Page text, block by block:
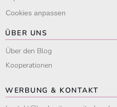
Cookies anpassen
ÜBER UNS
Über den Blog
Kooperationen
WERBUNG & KONTAKT